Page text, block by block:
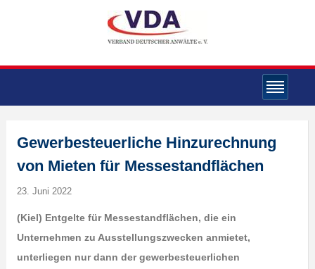
Gewerbesteuerliche Hinzurechnung
von Mieten für Messestandflächen
23. Juni 2022
(Kiel) Entgelte für Messestandflächen, die ein
Unternehmen zu Ausstellungszwecken anmietet,
unterliegen nur dann der gewerbesteuerlichen